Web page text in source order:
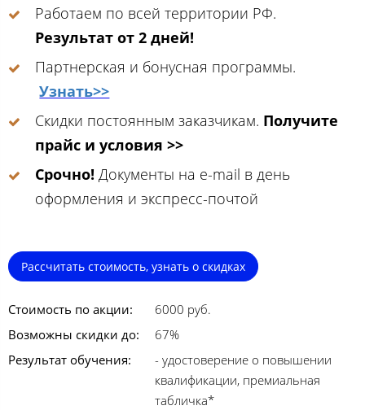
Работаем по всей территории РФ.
Результат от 2 дней!
Партнерская и бонусная программы.
Узнать>>
Скидки постоянным заказчикам. Получите
прайс и условия >>
Срочно! Документы на e-mail в день
оформления и экспресс-почтой
Рассчитать стоимость, узнать о скидках
Стоимость по акции:
6000 руб.
Возможны скидки до:
67%
Результат обучения:
- удостоверение о повышении
квалификации, премиальная
табличка*